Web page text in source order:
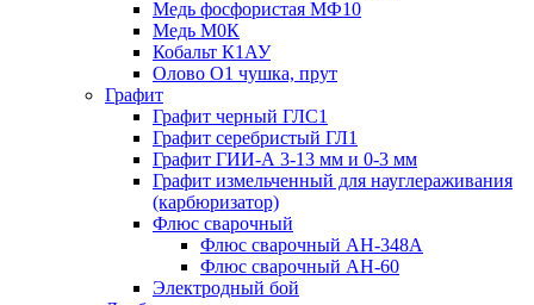
Медь фосфористая МФ10
Медь М0К
Кобальт К1АУ
Олово О1 чушка, прут
Графит
Графит черный ГЛС1
Графит серебристый ГЛ1
Графит ГИИ-А 3-13 мм и 0-3 мм
Графит измельченный для науглераживания
(карбюризатор)
Флюс сварочный
Флюс сварочный АН-348А
Флюс сварочный АН-60
Электродный бой